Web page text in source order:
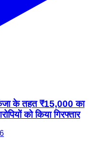
के तहत ₹15,000 का
को किया गिरफ्तार